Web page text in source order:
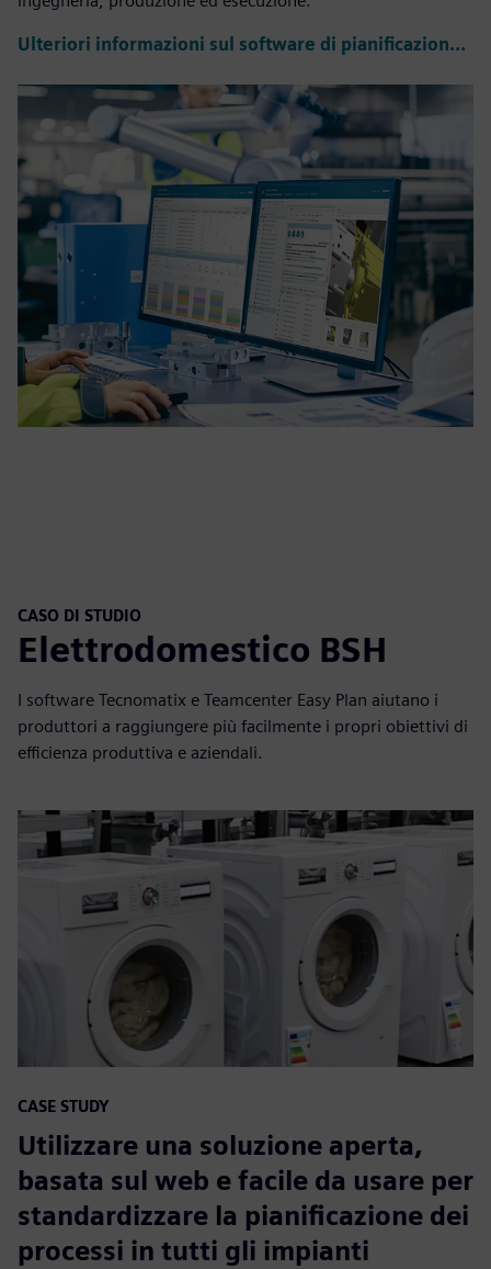
Ulteriori informazioni sul software di pianificazione dei processi
CASO DI STUDIO
Elettrodomestico BSH
I software Tecnomatix e Teamcenter Easy Plan aiutano i
produttori a raggiungere più facilmente i propri obiettivi di
efficienza produttiva e aziendali.
CASE STUDY
Utilizzare una soluzione aperta,
basata sul web e facile da usare per
standardizzare la pianificazione dei
processi in tutti gli impianti